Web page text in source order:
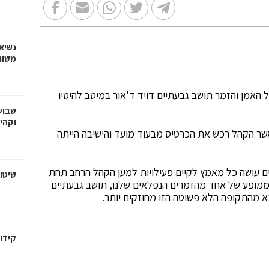
מיוחד של האמן והזמר תושב גבעתיים דויד ד'אור במיטב להיטיו
הקהל רכש את הכרטיס מבעוד מועד והישיבה הייתה
עושה כל מאמץ לקיים פעילויות למען הקהל הרחב תחת
של אחד מהזמרים הנפלאים שלנו, תושב גבעתיים
מהתקופה הלא פשוטה הזו מחוזקים יותר.